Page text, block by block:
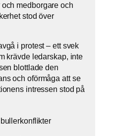
medborgare och
stod över
i protest – ett svek
krävde ledarskap, inte
blottlade den
och oförmåga att se
intressen stod på